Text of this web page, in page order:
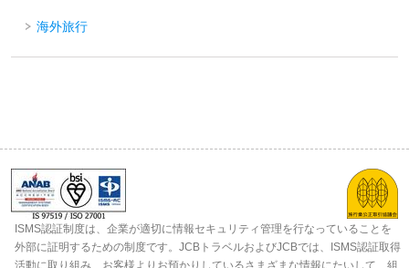
海外旅行
ISMS認証制度は、企業が適切に情報セキュリティ管理を行なっていることを
外部に証明するための制度です。JCBトラベルおよびJCBでは、ISMS認証取得